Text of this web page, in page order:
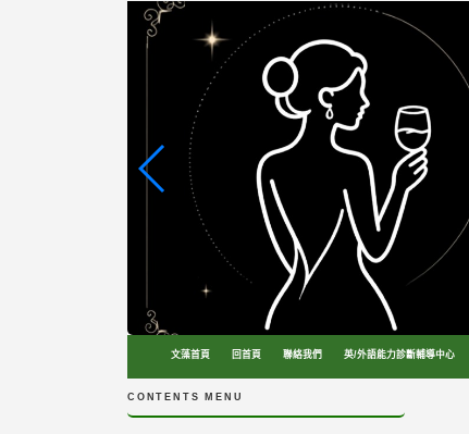
文藻首頁 回首頁 聯絡我們 英/外語能力診斷輔導中心
CONTENTS MENU